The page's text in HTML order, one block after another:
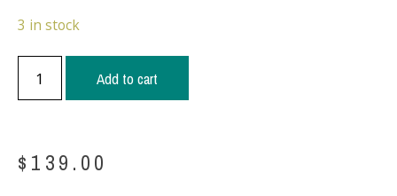
3 in stock
Add to cart
$ 139.00